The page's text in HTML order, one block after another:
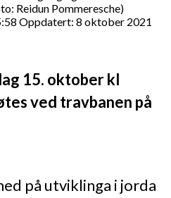
Reidun Pommeresche)
Oppdatert: 8 oktober 2021
15. oktober kl
ved travbanen på
på utviklinga i jorda